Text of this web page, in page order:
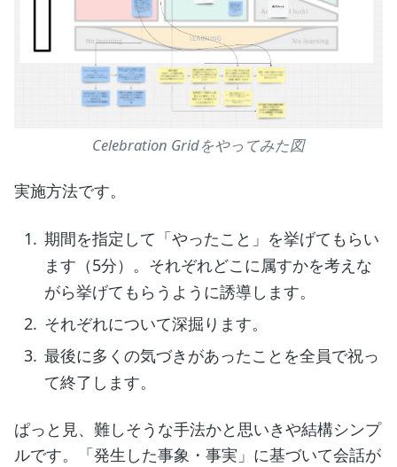
Celebration Gridをやってみた図
実施方法です。
期間を指定して「やったこと」を挙げてもらい
ます（5分）。それぞれどこに属すかを考えな
がら挙げてもらうように誘導します。
それぞれについて深掘ります。
最後に多くの気づきがあったことを全員で祝っ
て終了します。
ぱっと見、難しそうな手法かと思いきや結構シンプ
ルです。「発生した事象・事実」に基づいて会話が